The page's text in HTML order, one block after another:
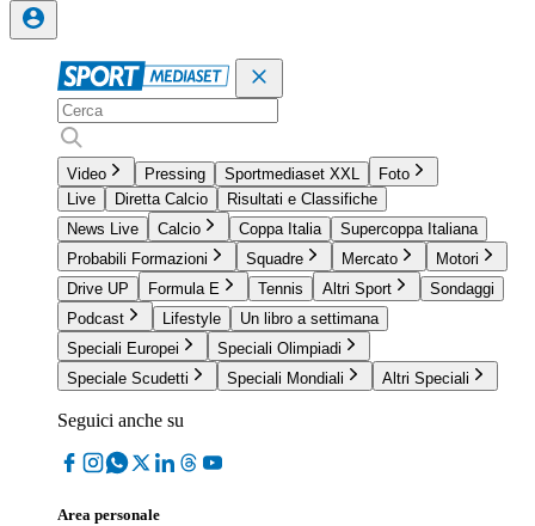
Video Pressing Sportmediaset XXL
Foto
Live
Diretta Calcio
Risultati e Classifiche
News Live
Calcio Coppa Italia
Supercoppa Italiana
Probabili Formazioni
Squadre Mercato
Motori
Drive UP
Formula E Tennis Altri Sport
Sondaggi
Podcast
Lifestyle
Un libro a settimana
Speciali Europei
Speciali Olimpiadi
Speciale Scudetti
Speciali Mondiali Altri Speciali
Seguici anche su
Area personale